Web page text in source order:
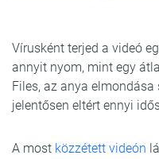
Vírusként terjed a videó
annyit nyom, mint egy
Files, az anya
jelentősen eltért ennyi
A most közzétett videón